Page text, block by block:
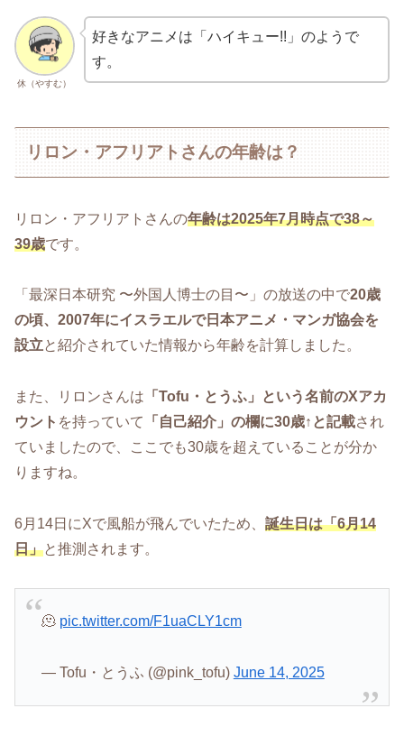
休（やすむ）
好きなアニメは「ハイキュー!!」のようで
す。
リロン・アフリアトさんの年齢は？
リロン・アフリアトさんの年齢は2025年7月時点で38～
39歳です。
「最深日本研究 〜外国人博士の目〜」の放送の中で20歳
の頃、2007年にイスラエルで日本アニメ・マンガ協会を
設立と紹介されていた情報から年齢を計算しました。
また、リロンさんは 「Tofu・とうふ」という名前のXアカ
ウント を持っていて 「自己紹介」の欄に30歳↑と記載され
ていましたので、ここでも30歳を超えていることが分か
りますね。
6月14日にXで風船が飛んでいたため、 誕生日は「6月14
日」と推測されます。
🫠 pic.twitter.com/F1uaCLY1cm
— Tofu・とうふ (@pink_tofu) June 14, 2025